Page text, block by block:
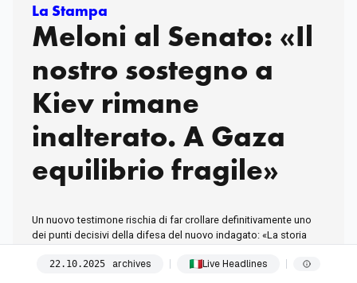
La Stampa
Meloni al Senato: «Il
nostro sostegno a
Kiev rimane
inalterato. A Gaza
equilibrio fragile»
Un nuovo testimone rischia di far crollare definitivamente uno
dei punti decisivi della difesa del nuovo indagato: «La storia
22. 10.2025 archives Live Headlines